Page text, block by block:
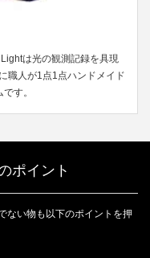
は光の観測記録を具現
職人が1点1点ハンドメイド
す。
ポイント
ない物も以下のポイントを押